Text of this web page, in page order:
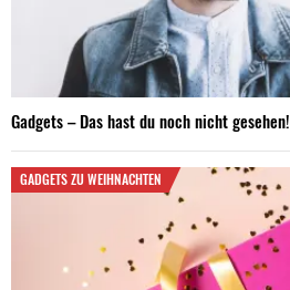
Gadgets – Das hast du noch nicht gesehen!
GADGETS ZU WEIHNACHTEN